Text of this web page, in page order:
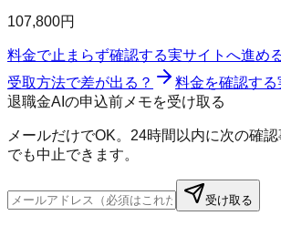
107,800円
料金で止まらず確認する実サイトへ進め
受取方法で差が出る？
料金を確認する
退職金AIの申込前メモを受け取る
メールだけでOK。24時間以内に次の確
でも中止できます。
受け取る